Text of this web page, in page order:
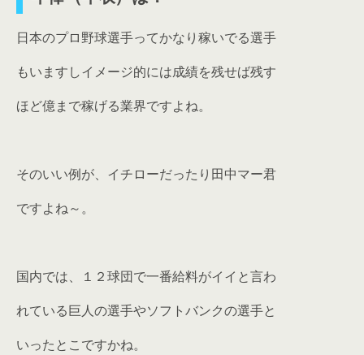
日本のプロ野球選手ってかなり稼いでる選手
もいますしイメージ的には成績を残せば残す
ほど億まで稼げる業界ですよね。
そのいい例が、イチローだったり田中マー君
ですよね～。
国内では、１２球団で一番給料がイイと言わ
れている巨人の選手やソフトバンクの選手と
いったとこですかね。